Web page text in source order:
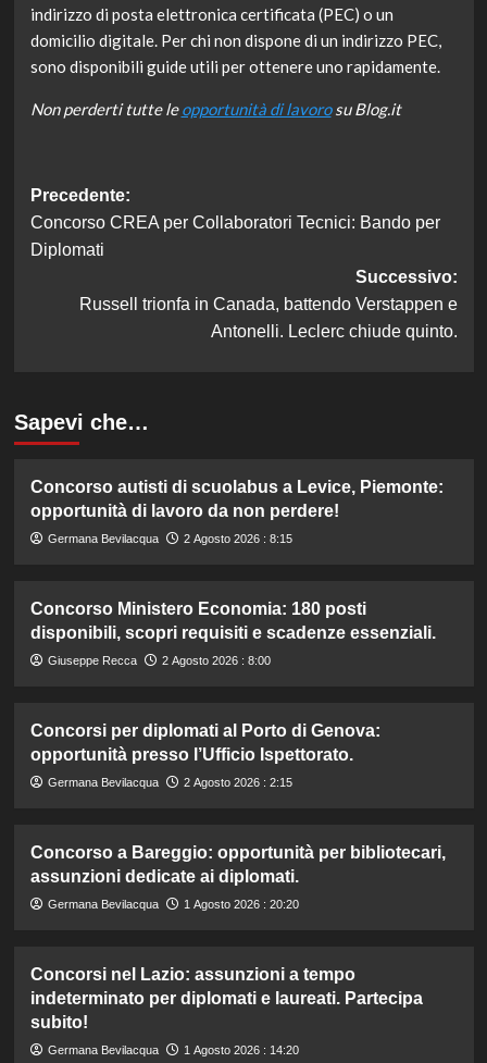
indirizzo di posta elettronica certificata (PEC) o un
domicilio digitale. Per chi non dispone di un indirizzo PEC,
sono disponibili guide utili per ottenere uno rapidamente.
Non perderti tutte leopportunità di lavorosu Blog.it
Navigazione
articolo
Precedente:
Concorso CREA per Collaboratori Tecnici: Bando per
Diplomati
Successivo:
Russell trionfa in Canada, battendo Verstappen e
Antonelli. Leclerc chiude quinto.
Sapevi che…
Concorso autisti di scuolabus a Levice, Piemonte:
opportunità di lavoro da non perdere!
Germana Bevilacqua 2 Agosto 2026 : 8:15
Concorso Ministero Economia: 180 posti
disponibili, scopri requisiti e scadenze essenziali.
Giuseppe Recca 2 Agosto 2026 : 8:00
Concorsi per diplomati al Porto di Genova:
opportunità presso l’Ufficio Ispettorato.
Germana Bevilacqua 2 Agosto 2026 : 2:15
Concorso a Bareggio: opportunità per bibliotecari,
assunzioni dedicate ai diplomati.
Germana Bevilacqua 1 Agosto 2026 : 20:20
Concorsi nel Lazio: assunzioni a tempo
indeterminato per diplomati e laureati. Partecipa
subito!
Germana Bevilacqua 1 Agosto 2026 : 14:20